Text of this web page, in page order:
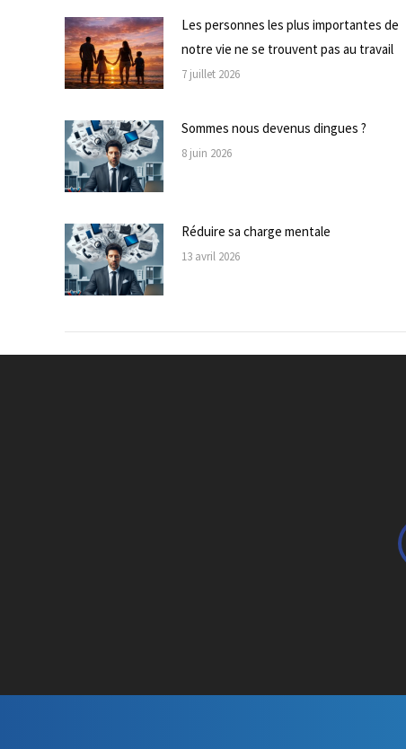
Les personnes les plus importantes de
notre vie ne se trouvent pas au travail
7 juillet 2026
Sommes nous devenus dingues ?
8 juin 2026
Réduire sa charge mentale
13 avril 2026